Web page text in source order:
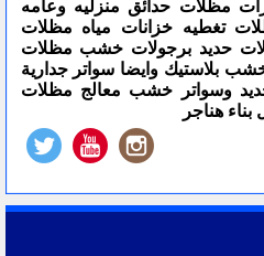
مظلات حدائق منزليه وعامه
تغطيه خزانات مياه مظلات
حديد برجولات خشب مظلات
بلاستيك وايضا سواتر جدارية
وسواتر خشب معالج مظلات
هناجر